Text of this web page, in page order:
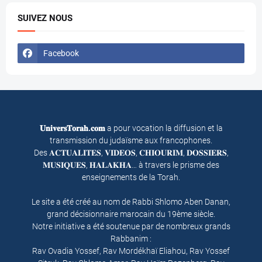
SUIVEZ NOUS
Facebook
𝐔𝐧𝐢𝐯𝐞𝐫𝐬𝐓𝐨𝐫𝐚𝐡.𝐜𝐨𝐦a pour vocation la diffusion et la
transmission du judaïsme aux francophones.
Des 𝐀𝐂𝐓𝐔𝐀𝐋𝐈𝐓𝐄𝐒, 𝐕𝐈𝐃𝐄𝐎𝐒, 𝐂𝐇𝐈𝐎𝐔𝐑𝐈𝐌, 𝐃𝐎𝐒𝐒𝐈𝐄𝐑𝐒,
𝐌𝐔𝐒𝐈𝐐𝐔𝐄𝐒, 𝐇𝐀𝐋𝐀𝐊𝐇𝐀… à travers le prisme des
enseignements de la Torah.
Le site a été créé au nom de Rabbi Shlomo Aben Danan,
grand décisionnaire marocain du 19ème siècle.
Notre initiative a été soutenue par de nombreux grands
Rabbanim :
Rav Ovadia Yossef, Rav Mordékhaï Eliahou, Rav Yossef